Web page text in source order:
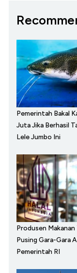
Pemerintah Bakal
Juta Jika Berhasil
Lele Jumbo Ini
Produsen Makanan
Pusing Gara-Gara
Pemerintah RI